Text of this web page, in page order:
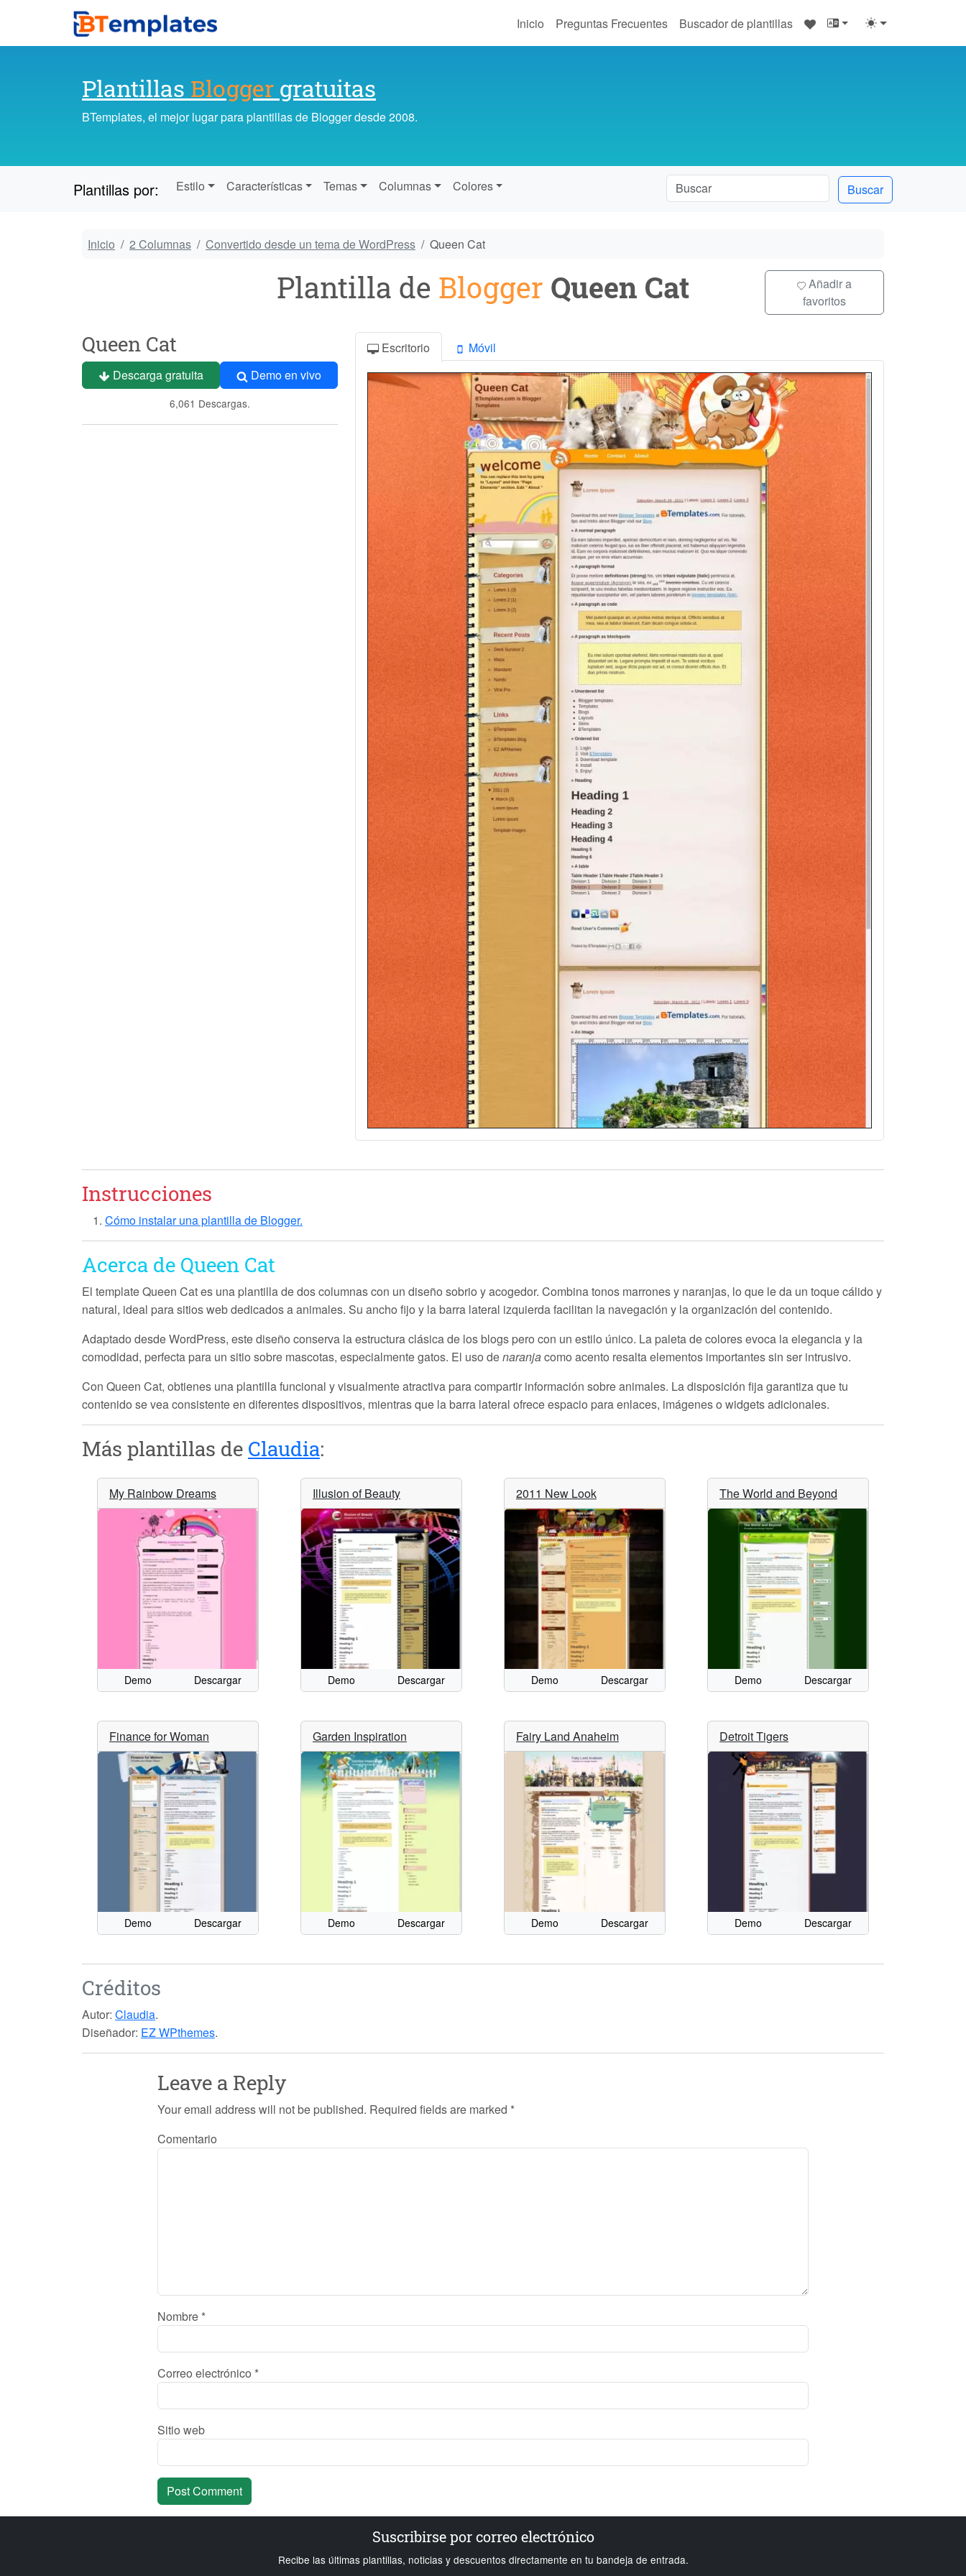
Inicio Preguntas Frecuentes Buscador de plantillas ♥
Plantillas Blogger gratuitas
BTemplates, el mejor lugar para plantillas de Blogger desde 2008.
Plantillas por: Estilo Características Temas Columnas Colores Buscar
Inicio 2 Columnas Convertido desde un tema de WordPress Queen Cat
Plantilla de Blogger Queen Cat
Añadir a
favoritos
Queen Cat
Descarga gratuita Demo en vivo
6,061 Descargas.
Escritorio Móvil
Instrucciones
Cómo instalar una plantilla de Blogger.
Acerca de Queen Cat
El templateQueen Cates una plantilla de dos columnas con un diseño sobrio y acogedor. Combina tonos marrones y naranjas, lo que le da un toque cálido y
natural, ideal para sitios web dedicados a animales. Su ancho fijo y la barra lateral izquierda facilitan la navegación y la organización del contenido.
Adaptado desde WordPress, este diseño conserva la estructura clásica de los blogs pero con un estilo único. La paleta de colores evoca la elegancia y la
comodidad, perfecta para un sitio sobre mascotas, especialmente gatos. El uso denaranjacomo acento resalta elementos importantes sin ser intrusivo.
Con Queen Cat, obtienes una plantilla funcional y visualmente atractiva para compartir información sobre animales. La disposición fija garantiza que tu
contenido se vea consistente en diferentes dispositivos, mientras que la barra lateral ofrece espacio para enlaces, imágenes o widgets adicionales.
Más plantillas de Claudia:
My Rainbow Dreams
Demo Descargar
Illusion of Beauty
Demo Descargar
2011 New Look
Demo Descargar
The World and Beyond
Demo Descargar
Finance for Woman
Demo Descargar
Garden Inspiration
Demo Descargar
Fairy Land Anaheim
Demo Descargar
Detroit Tigers
Demo Descargar
Créditos
Autor: Claudia.
Diseñador: EZ WPthemes.
Leave a Reply
Your email address will not be published. Required fields are marked *
Comentario
Nombre *
Correo electrónico *
Sitio web
Suscribirse por correo electrónico
Recibe las últimas plantillas, noticias y descuentos directamente en tu bandeja de entrada.